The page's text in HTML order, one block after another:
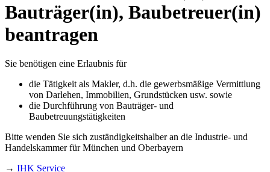
Bauträger(in), Baubetreuer(in)
beantragen
Sie benötigen eine Erlaubnis für
die Tätigkeit als Makler, d.h. die gewerbsmäßige Vermittlung
von Darlehen, Immobilien, Grundstücken usw. sowie
die Durchführung von Bauträger- und
Baubetreuungstätigkeiten
Bitte wenden Sie sich zuständigkeitshalber an die Industrie- und
Handelskammer für München und Oberbayern
→ IHK Service